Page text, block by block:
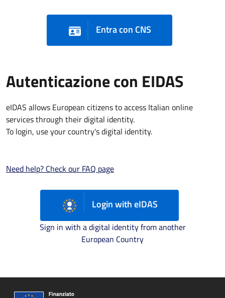
Entra con CNS
Autenticazione con EIDAS
eIDAS allows European citizens to access Italian online
services through their digital identity.
To login, use your country's digital identity.
Need help? Check our FAQ page
Login with eIDAS
Sign in with a digital identity from another
European Country